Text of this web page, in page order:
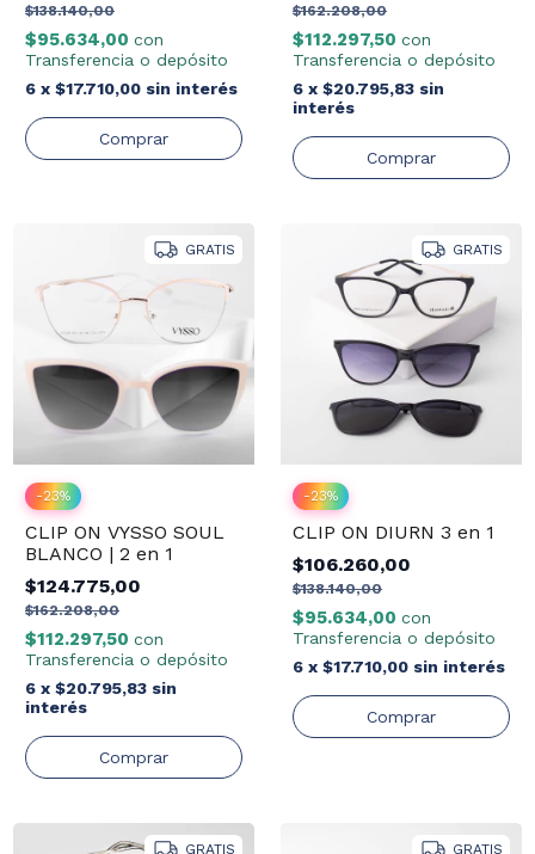
$138.140,00
$95.634,00 con
Transferencia o depósito
6 x $17.710,00 sin interés
$162.208,00
$112.297,50 con
Transferencia o depósito
6 x $20.795,83 sin
interés
GRATIS
-23%
CLIP ON VYSSO SOUL
BLANCO | 2 en 1
$124.775,00
$162.208,00
$112.297,50 con
Transferencia o depósito
6 x $20.795,83 sin
interés
GRATIS
-23%
CLIP ON DIURN 3 en 1
$106.260,00
$138.140,00
$95.634,00 con
Transferencia o depósito
6 x $17.710,00 sin interés
GRATIS GRATIS